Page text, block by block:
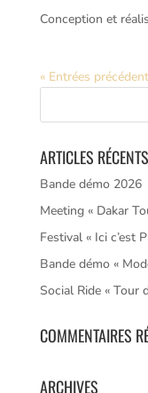
Conception et
« Entrées
ARTICLES RÉCENTS
Bande démo 2026
Meeting « Dakar
Festival « Ici c’est
Bande démo «
Social Ride « Tour
COMMENTAIRES
ARCHIVES